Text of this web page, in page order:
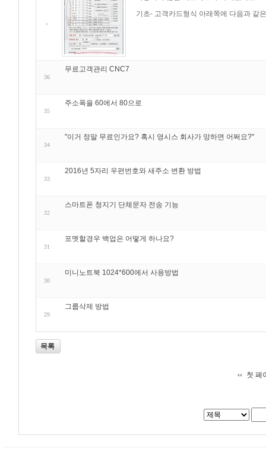
기초- 고객카드형식 아래쪽에 다음과 같
36
무료고객관리 CNC7
35
주소폭을 60에서 80으로
34
"이거 정말 무료인가요? 혹시 영시스 회사가 망하면 어쩌요?"
33
2016년 5자리 우편번호와 새주소 변환 방법
32
스마트폰 청지기 단체문자 전송 기능
31
포멧할경우 백업은 어떻게 하나요?
30
미니노트북 1024*600에서 사용방법
29
그룹삭제 방법
목록
첫 페